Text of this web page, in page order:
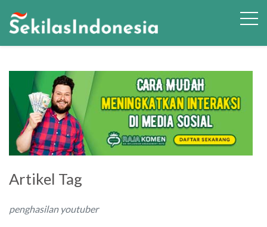
Artikel Tag
penghasilan youtuber